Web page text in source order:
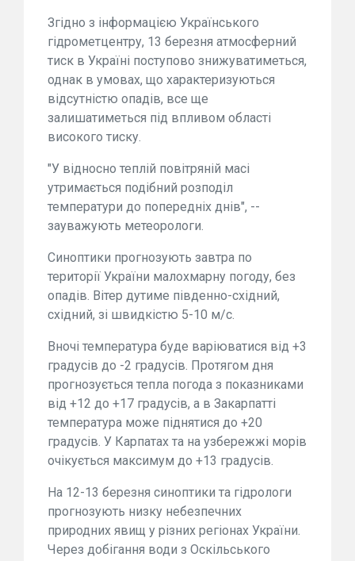
Згідно з інформацією Українського
гідрометцентру, 13 березня атмосферний
тиск в Україні поступово знижуватиметься,
однак в умовах, що характеризуються
відсутністю опадів, все ще
залишатиметься під впливом області
високого тиску.
"У відносно теплій повітряній масі
утримається подібний розподіл
температури до попередніх днів", --
зауважують метеорологи.
Синоптики прогнозують завтра по
території України малохмарну погоду, без
опадів. Вітер дутиме південно-східний,
східний, зі швидкістю 5-10 м/с.
Вночі температура буде варіюватися від +3
градусів до -2 градусів. Протягом дня
прогнозується тепла погода з показниками
від +12 до +17 градусів, а в Закарпатті
температура може піднятися до +20
градусів. У Карпатах та на узбережжі морів
очікується максимум до +13 градусів.
На 12-13 березня синоптики та гідрологи
прогнозують низку небезпечних
природних явищ у різних регіонах України.
Через добігання води з Оскільського